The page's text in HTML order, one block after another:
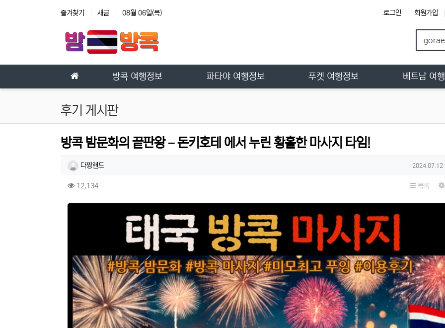
즐겨찾기 새글 08월 06일(목) 로그인 회원가입
방콕 여행정보 파타야 여행정보 푸켓 여행정보 베트남 여
후기 게시판
방콕 밤문화의 끝판왕 – 돈키호테 에서 누린 황홀한 마사지 타임!
작성자 정보
다짱랜드 작성일
2024.07.12
컨텐츠 정보
12,134조회 목록
본문